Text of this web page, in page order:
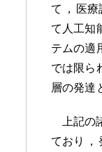
て ， 医
て人工知
テムの適
では限ら
層の発達
上記
ており
，